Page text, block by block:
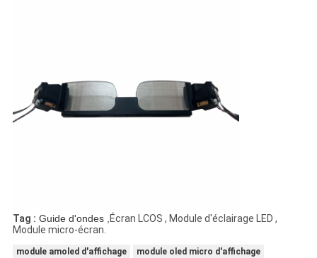
Tag : Guide d'ondes ,Écran LCOS , Module d'éclairage LED ,
Module micro-écran.
module amoled d'affichage
module oled micro d'affichage